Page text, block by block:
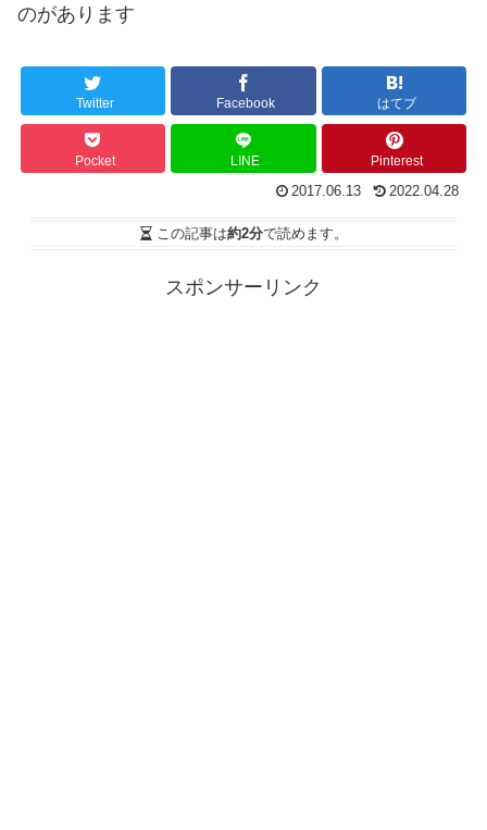
のがあります
Twitter Facebook はてブ
Pocket LINE Pinterest
2017.06.13 2022.04.28
この記事は約2分で読めます。
スポンサーリンク